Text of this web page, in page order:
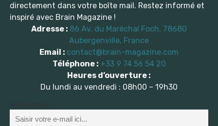
directement dans votre boîte mail. Restez informé et
inspiré avec Brain Magazine !
Adresse : 86 Av. du Maréchal Foch, 78680
Aubergenville, France
Email : contact@brain-magazine.com
Téléphone : +33 9 74 56 54 20
Heures d’ouverture :
Du lundi au vendredi : 08h00 – 19h30